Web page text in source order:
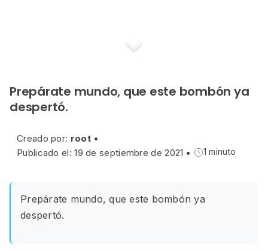
Prepárate mundo, que este bombón ya
despertó.
Creado por: root •
Publicado el: 19 de septiembre de 2021 • 1 minuto
Prepárate mundo, que este bombón ya
despertó.